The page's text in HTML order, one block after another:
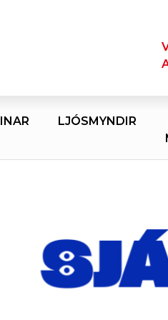
Leita
LJÓSMYNDIR